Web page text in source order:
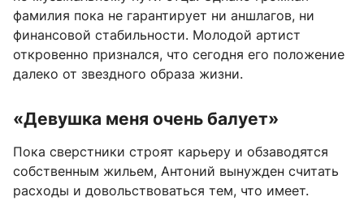
фамилия пока не гарантирует ни аншлагов, ни
финансовой стабильности. Молодой артист
откровенно признался, что сегодня его положение
далеко от звездного образа жизни.
«Девушка меня очень балует»
Пока сверстники строят карьеру и обзаводятся
собственным жильем, Антоний вынужден считать
расходы и довольствоваться тем, что имеет.